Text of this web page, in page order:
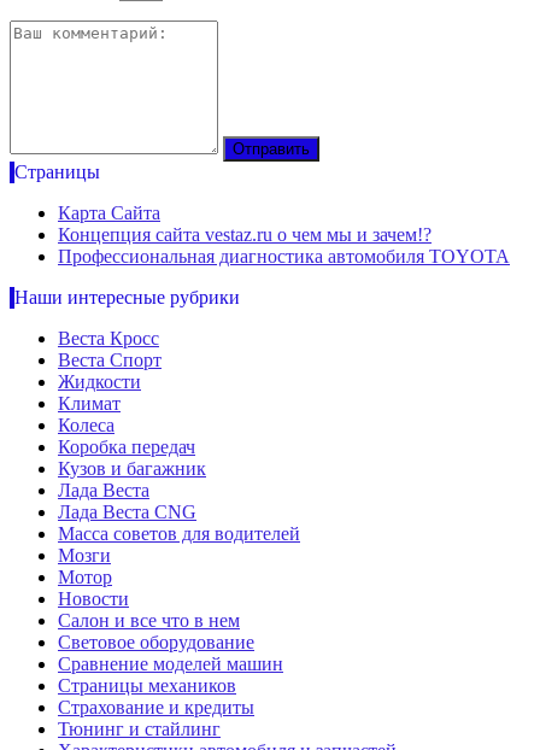
Страницы
Карта Сайта
Концепция сайта vestaz.ru о чем мы и зачем!?
Профессиональная диагностика автомобиля TOYOTA
Наши интересные рубрики
Веста Кросс
Веста Спорт
Жидкости
Климат
Колеса
Коробка передач
Кузов и багажник
Лада Веста
Лада Веста CNG
Масса советов для водителей
Мозги
Мотор
Новости
Салон и все что в нем
Световое оборудование
Сравнение моделей машин
Страницы механиков
Страхование и кредиты
Тюнинг и стайлинг